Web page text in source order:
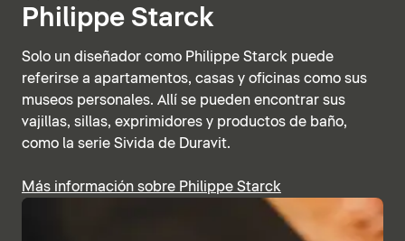
Philippe Starck
Solo un diseñador como Philippe Starck puede
referirse a apartamentos, casas y oficinas como sus
museos personales. Allí se pueden encontrar sus
vajillas, sillas, exprimidores y productos de baño,
como la serie Sivida de Duravit.
Más información sobre Philippe Starck